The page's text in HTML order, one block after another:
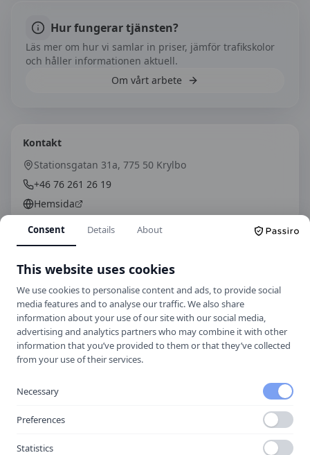
Hur fungerar tjänsten?
Läs mer om hur vi samlar in priser, jämför trafikskolor
och håller informationen aktuell.
Om vårt arbete
Kontakt
Stationsgatan 31a, 775 50 Krylbo
+46 76 261 26 19
Hemsida
Laddar ner ett kontaktkort som du kan lägga
tillKrylbo Trafikskola Hoforssom kontakt
Hitta hit
Consent Details About
This website uses cookies
We use cookies to personalise content and ads, to provide social
media features and to analyse our traffic. We also share
information about your use of our site with our social media,
advertising and analytics partners who may combine it with other
information that you’ve provided to them or that they’ve collected
from your use of their services.
Necessary
Preferences
Statistics